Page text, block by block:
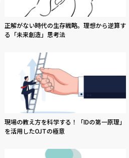
正解がない時代の生存戦略。理想から逆算す
る「未来創造」思考法
現場の教え方を科学する！「IDの第一原理」
を活用したOJTの極意